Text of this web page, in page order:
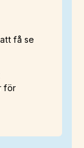
få se
för